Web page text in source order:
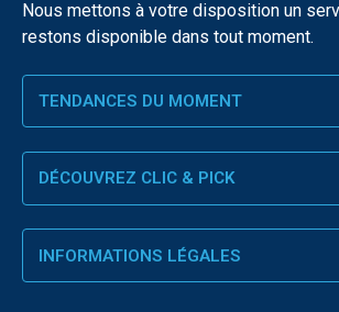
Nous mettons à votre disposition un
restons disponible dans tout moment.
TENDANCES DU MOMENT
DÉCOUVREZ CLIC & PICK
INFORMATIONS LÉGALES